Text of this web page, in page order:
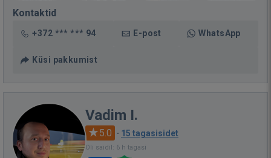
Kontaktid
+372 *** *** 94 E-post WhatsApp
Küsi pakkumist
Vadim I.
5.0 · 15 tagasisidet
Oli saidil: 6 h tagasi